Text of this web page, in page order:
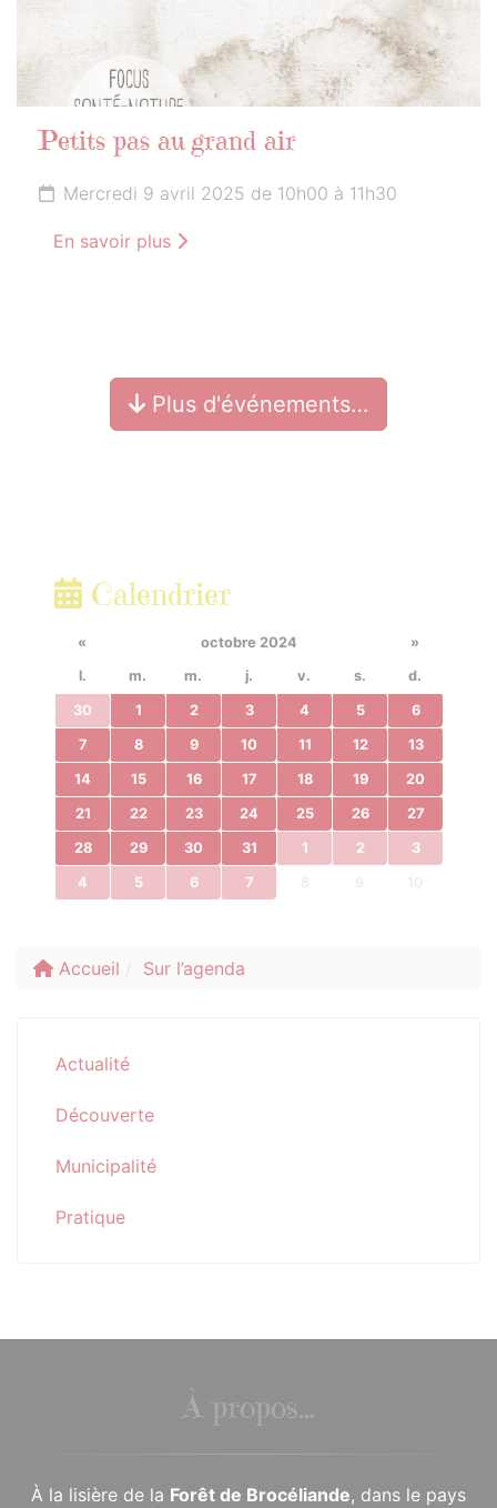
Petits pas au grand air
Mercredi 9 avril 2025 de 10h00 à 11h30
En savoir plus
Plus d'événements…
Calendrier
« octobre 2024
»
l.
m. m. j. v. s. d.
30 1 2 3 4 5 6
7 8 9 10 11 12 13
14 15 16 17 18 19 20
21 22 23 24 25 26 27
28 29 30 31 1 2 3
4 5 6 7 8 9 10
Accueil Sur l’agenda
Actualité
Découverte
Municipalité
Pratique
À propos...
À la lisière de la Forêt de Brocéliande, dans le pays